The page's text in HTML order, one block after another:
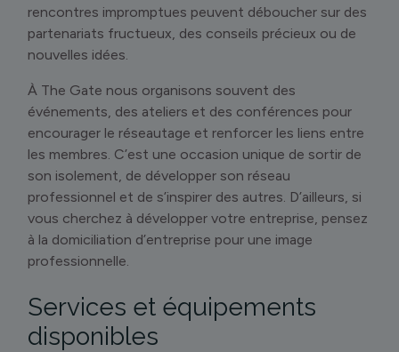
rencontres impromptues peuvent déboucher sur des
partenariats fructueux, des conseils précieux ou de
nouvelles idées.
À The Gate nous organisons souvent des
événements, des ateliers et des conférences pour
encourager le réseautage et renforcer les liens entre
les membres. C’est une occasion unique de sortir de
son isolement, de développer son réseau
professionnel et de s’inspirer des autres. D’ailleurs, si
vous cherchez à développer votre entreprise, pensez
à la domiciliation d’entreprise pour une image
professionnelle.
Services et équipements
disponibles